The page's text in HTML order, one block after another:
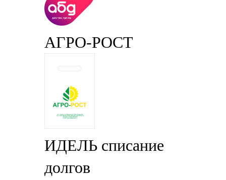
АГРО-РОСТ
ИДЕЛЬ списание
долгов